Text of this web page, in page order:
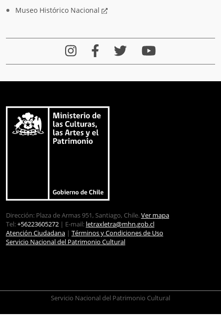
Museo Histórico Nacional
Dirección: Plaza de Armas 951, Santiago, Chile. Ver mapa
Tel:+56223605272| E-mail: letraxletra@mhn.gob.cl
Atención Ciudadana| Términos y Condiciones de Uso
Servicio Nacional del Patrimonio Cultural
Servicio Nacional del Patrimonio Cultural